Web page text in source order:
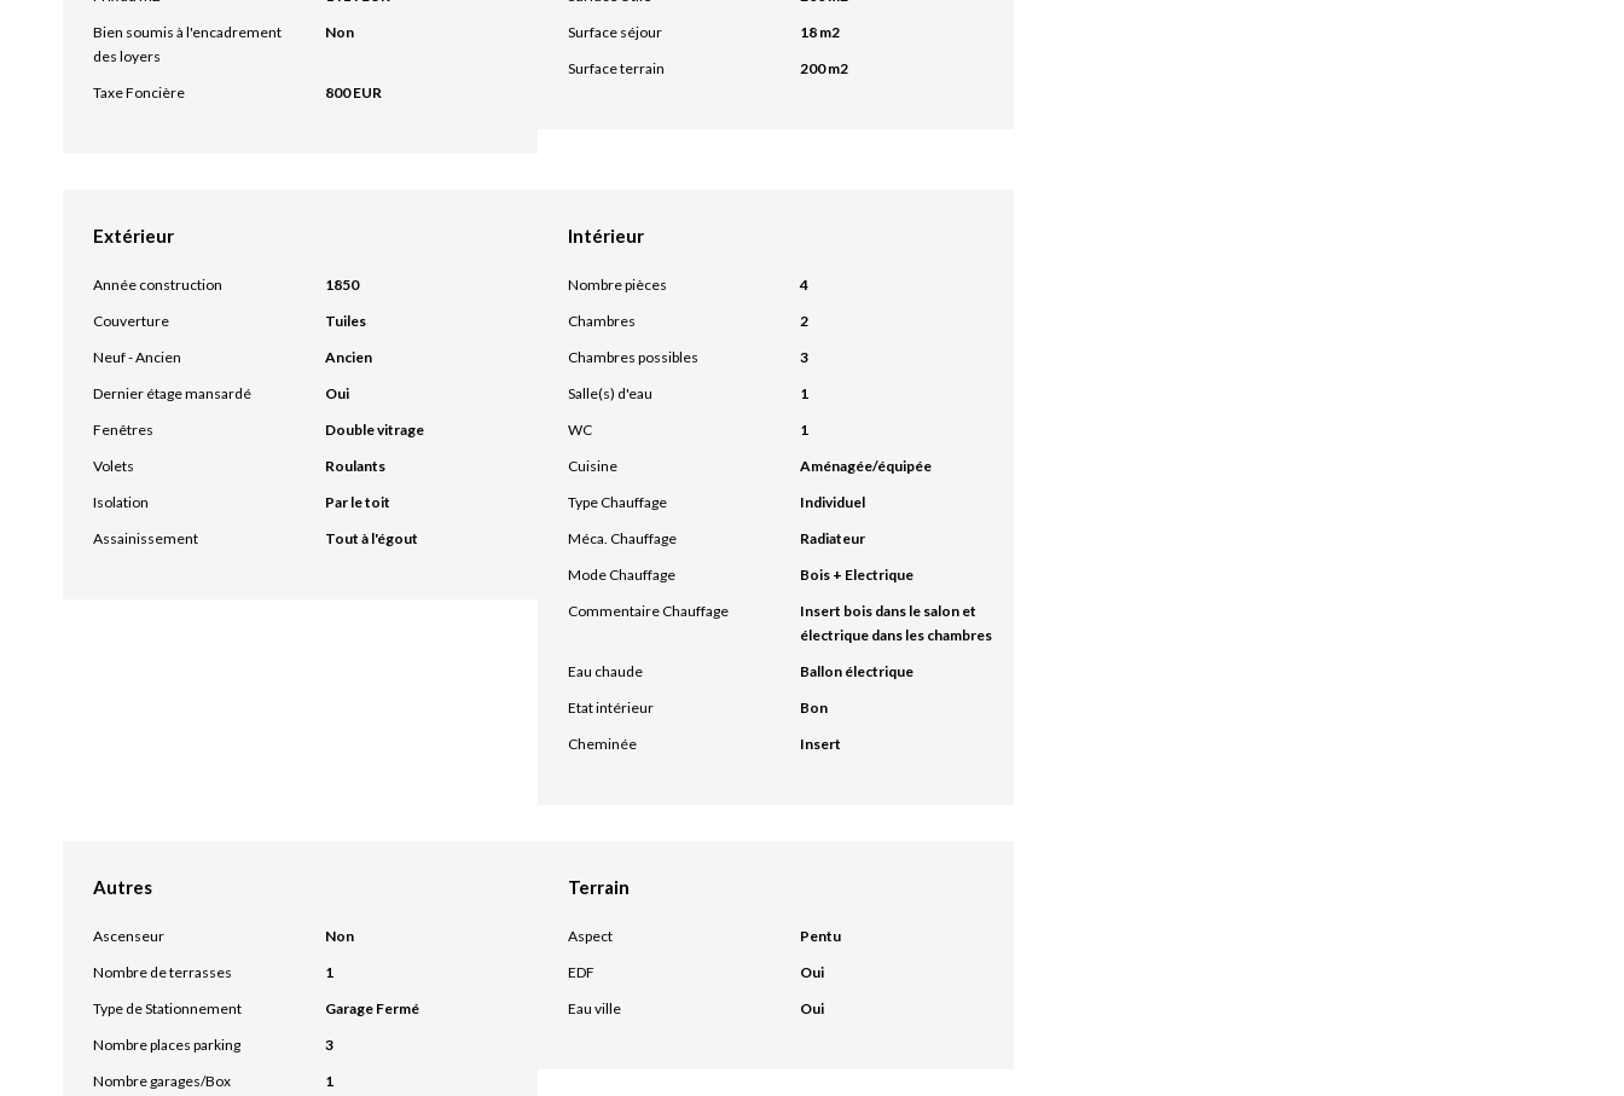
Bien soumis à l'encadrement
des loyers
Non
Taxe Foncière 800 EUR
Surface séjour
18 m2
Surface terrain
200 m2
Extérieur
Année construction
1850
Couverture
Tuiles
Neuf - Ancien
Ancien
Dernier étage mansardé
Oui
Fenêtres
Double vitrage
Volets
Roulants
Isolation
Par le toit
Assainissement
Tout à l'égout
Intérieur
Nombre pièces
4
Chambres
2
Chambres possibles
3
Salle(s) d'eau
1
WC
1
Cuisine
Aménagée/équipée
Type Chauffage
Individuel
Méca. Chauffage
Radiateur
Mode Chauffage
Bois + Electrique
Commentaire Chauffage
Insert bois dans le salon et
électrique dans les chambres
Eau chaude
Ballon électrique
Etat intérieur
Bon
Cheminée
Insert
Autres
Ascenseur
Non
Nombre de terrasses
1
Type de Stationnement
Garage Fermé
Nombre places parking
3
Nombre garages/Box
1
Terrain
Aspect
Pentu
EDF
Oui
Eau ville
Oui